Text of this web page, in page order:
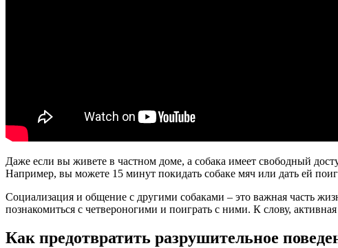
Даже если вы живете в частном доме, а собака имеет свободный
Например, вы можете 15 минут покидать собаке мяч или дать ей
Социализация и общение с другими собаками – это важная часть
познакомиться с четвероногими и поиграть с ними. К слову,
Как предотвратить разрушительное